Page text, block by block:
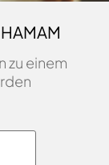
zu einem